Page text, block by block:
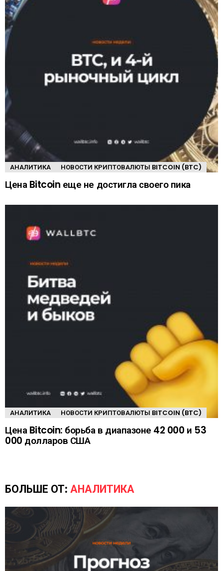
АНАЛИТИКА НОВОСТИ КРИПТОВАЛЮТЫ BITCOIN (BTC)
Цена Bitcoin еще не достигла своего пика
АНАЛИТИКА НОВОСТИ КРИПТОВАЛЮТЫ BITCOIN (BTC)
Цена Bitcoin: борьба в диапазоне 42 000 и 53
000 долларов США
БОЛЬШЕ ОТ: АНАЛИТИКА